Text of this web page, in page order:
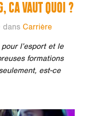
CA VAUT QUOI ?
Carrière
l’esport et le
formations
est-ce